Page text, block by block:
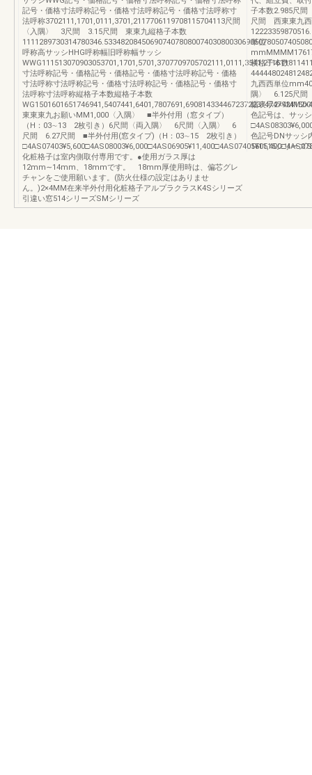
記号・価格寸法呼称記号・価格寸法呼称記号・価格寸法呼称寸
法呼称3702111,1701,0111,3701,2117706119708115704113尺間
〈入隅〉 3尺間 3.15尺間 東東九縦格子本数
呼称高サッシHHG呼称幅旧呼称幅サッシ
寸法呼称記号・価格記号・価格記号・価格寸法呼称記号・価格
寸法呼称寸法呼称記号・価格寸法呼称記号・価格記号・価格寸
法呼称寸法呼称縦格子本数縦格子本数
東東東九お願いMM1,000〈入隅〉 ■半外付用（窓タイプ）
（H：03∼13 2枚引き）6尺間〈両入隅〉 6尺間〈入隅〉 6
尺間 6.27尺間 ■半外付用(窓タイプ)（H：03∼15 2枚引き）
化粧格子は室内側取付専用です。●使用ガラス厚は
12mm∼14mm、18mmです。 18mm厚使用時は、偏芯グレ
チャンをご使用願います。(防火仕様の設定はありませ
ん。)2×4MM在来半外付用化粧格子アルプラクラスK4Sシリーズ
引違い窓514シリーズSMシリーズ
子本数2.985尺
尺間 西東東九西
単位
横格子本数
九西西単位
隅〉 6.125尺間
幅表示
色記号は、サッ
色記号DNサッシ
150515シリーズ